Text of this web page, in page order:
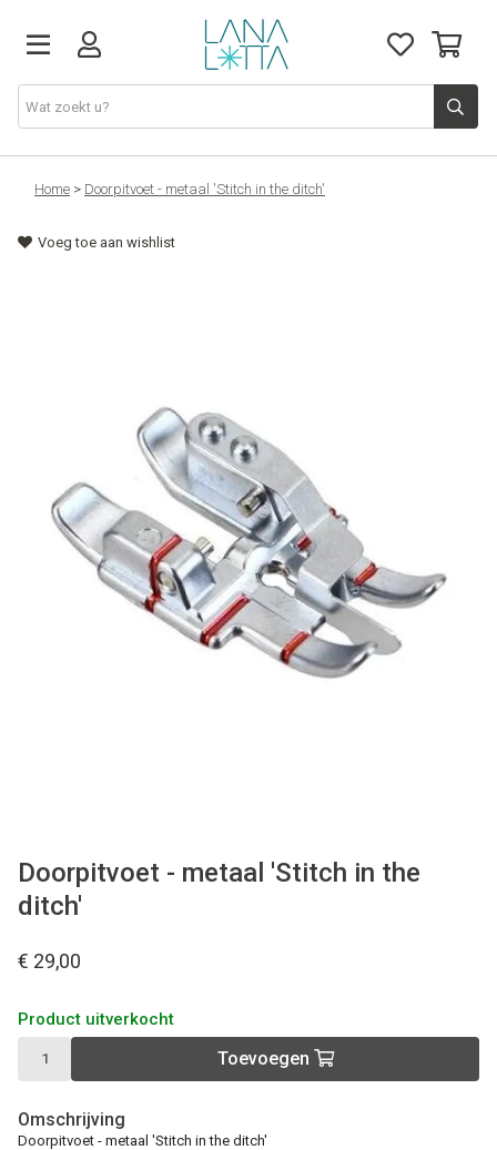
Stoffen
Fournituren
Naaimachines
Workshops
Tips & tricks
Home > Doorpitvoet - metaal 'Stitch in the ditch'
Voeg toe aan wishlist
Doorpitvoet - metaal 'Stitch in the
ditch'
€ 29,00
Product uitverkocht
Toevoegen
Omschrijving
Doorpitvoet - metaal 'Stitch in the ditch'